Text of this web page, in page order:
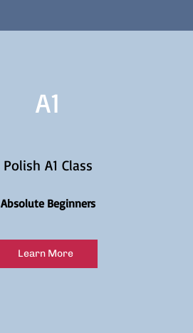
A1
Polish A1 Class
Absolute Beginners
Learn More